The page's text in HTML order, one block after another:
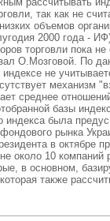
так как не
объемов
2000 года -
торговли пока
О.Мозговой. По
не
механизм
среднее
базы
индекса была
рынка
в октябре
около 10 компаний
в основном,
также